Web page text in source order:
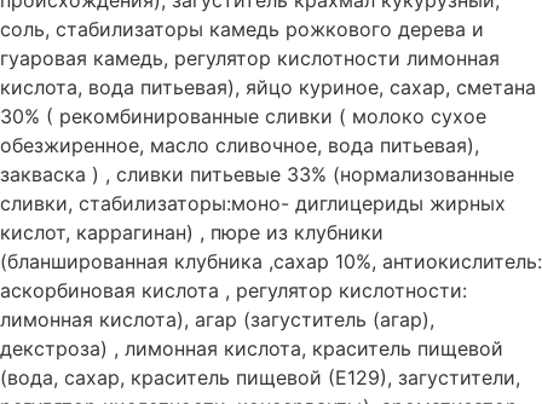
соль, стабилизаторы камедь рожкового дерева и
гуаровая камедь, регулятор кислотности лимонная
кислота, вода питьевая), яйцо куриное, сахар, сметана
30% ( рекомбинированные сливки ( молоко сухое
обезжиренное, масло сливочное, вода питьевая),
закваска ) , сливки питьевые 33% (нормализованные
сливки, стабилизаторы:моно- диглицериды жирных
кислот, каррагинан) , пюре из клубники
(бланшированная клубника ,сахар 10%, антиокислитель:
аскорбиновая кислота , регулятор кислотности:
лимонная кислота), агар (загуститель (агар),
декстроза) , лимонная кислота, краситель пищевой
(вода, сахар, краситель пищевой (Е129), загустители,